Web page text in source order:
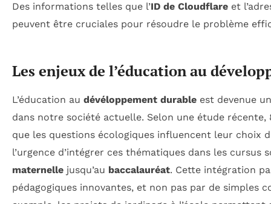
Des informations telles que l’ID de Cloudflare et
peuvent être cruciales pour résoudre le problème
Les enjeux de l’éducation au
L’éducation au dévéloppement durable est devenue
dans notre société actuelle. Selon une étude
que les questions écologiques influencent leur choix
l’urgence d’intégrer ces thématiques dans les cursus
maternelle jusqu’au baccalauréat. Cette intégration
pédagogiques innovantes, et non pas par de simples